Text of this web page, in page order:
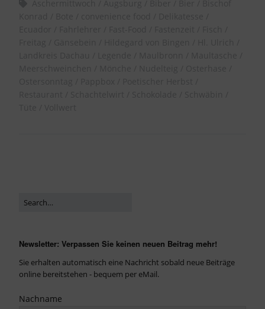
Newsletter: Verpassen Sie keinen neuen Beitrag mehr!
Sie erhalten automatisch eine Nachricht sobald neue Beiträge
online bereitstehen - bequem per eMail.
Nachname